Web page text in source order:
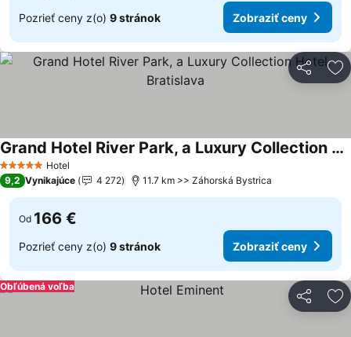
Pozrieť ceny z(o) 9 stránok Zobraziť ceny
Zdieľať
5 Počet hviezdičiek
Hotel
Grand Hotel River Park, a Luxury Collection Hotel, Bratislava
9,2 Vynikajúce 4 272 11.7 km >> Záhorská Bystrica
Od 166 €
Pozrieť ceny z(o) 9 stránok Zobraziť ceny
Zdieľať
Obľúbená voľba